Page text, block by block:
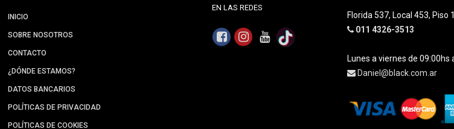
INICIO
SOBRE NOSOTROS
CONTACTO
¿DÓNDE ESTAMOS?
DATOS BANCARIOS
POLÍTICAS DE PRIVACIDAD
POLÍTICAS DE COOKIES
EN LAS REDES
Florida 537, Local 453,
011 4326-3513
Lunes a viernes de
Daniel@black.com.ar